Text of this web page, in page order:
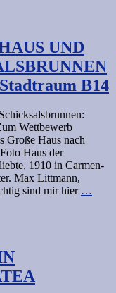
UND
B14
Wettbewerb
Große Haus nach
Haus der
1910 in Carmen-
Max Littmann,
sind mir hier …